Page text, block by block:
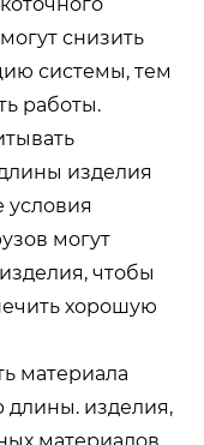
снизить
системы, тем
работы.
изделия
условия
могут
чтобы
хорошую
материала
длины. изделия,
материалов,